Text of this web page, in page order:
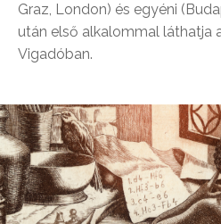
Graz, London) és egyéni
után első alkalommal láthatja
Vigadóban.